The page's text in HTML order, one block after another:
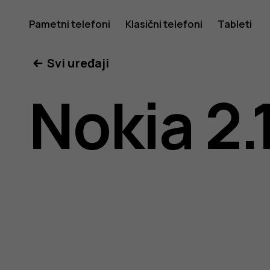
Nokia
2.1
uputstvo
Pametni telefoni Klasični telefoni Tableti
Svi uređaji
Nokia